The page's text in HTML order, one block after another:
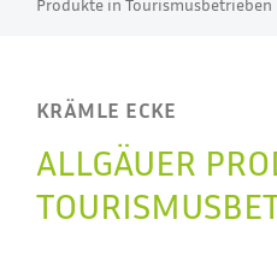
Produkte in Tourismusbetrieben
KRÄMLE ECKE
ALLGÄUER